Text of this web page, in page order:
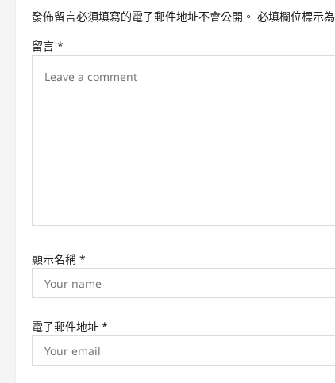
i
n
發佈留言必須填寫的電子郵件地址不會公開。 必填欄位標示為
留言 *
顯示名稱 *
電子郵件地址 *